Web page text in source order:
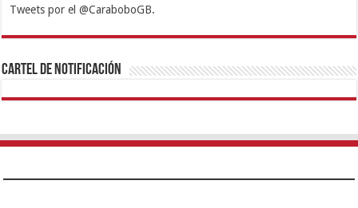
Tweets por el @CaraboboGB.
1xbetBetturkeyBetistKralbetSupertotobetTipobetMatadorbetMariobet
https://mvbcasino.com/
Cartel de Notificación